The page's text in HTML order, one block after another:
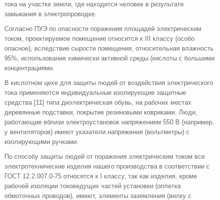
тока на участке земли, где находится человек в результате
замыкания в электропроводке.
Согласно ПУЭ по опасности поражения площадей электрическим
током, проектируемое помещение относится к III классу (особо
опасное), вследствие сырости помещения, относительная влажность
95%, использования химически активной среды (кислоты с большими
концентрациями.
В кислотном цехе для защиты людей от воздействия электрического
тока применяются индивидуальные изолирующие защитные
средства [11] типа диэлектрическая обувь, на рабочих местах
деревянные подставки, покрытие резиновыми ковриками. Люди,
работающие вблизи электроустановок напряжением 550 В (например,
у вентиляторов) имеют указатели напряжения (вольтметры) с
изолирующими ручками.
По способу защиты людей от поражения электрическим током все
электротехнические изделия нашего производства в соответствии с
ГОСТ 12.2.007.0-75 относятся к I классу, так как изделия, кроме
рабочей изоляции токоведущих частей установки (оплетка
обмоточных проводов), имеют, элементы заземления (вилку с